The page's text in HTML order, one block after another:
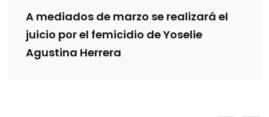
A mediados de marzo se realizará el
juicio por el femicidio de Yoselie
Agustina Herrera